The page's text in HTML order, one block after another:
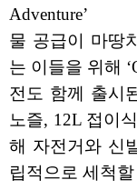
Adventure’
물 공급이 마땅
는 이들을 위해
전도 함께 출시
노즐, 12L 접이
해 자전거와 신
립적으로 세척